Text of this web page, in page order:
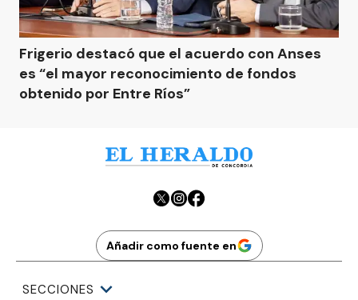
Frigerio destacó que el acuerdo con Anses
es “el mayor reconocimiento de fondos
obtenido por Entre Ríos”
Añadir como fuente en
SECCIONES